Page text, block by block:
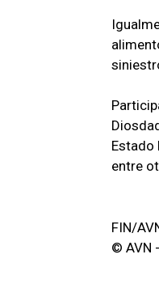
Estado
entre
FIN/
© AVN